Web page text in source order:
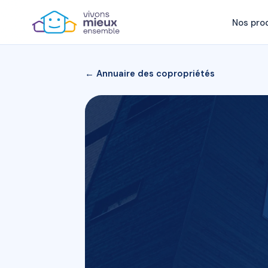
Nos
← Annuaire des copropriétés